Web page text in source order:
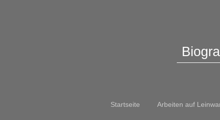
Startseite Arbeiten auf